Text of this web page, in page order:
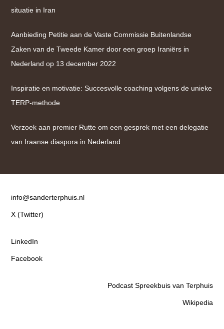
situatie in Iran
Aanbieding Petitie aan de Vaste Commissie Buitenlandse
Zaken van de Tweede Kamer door een groep Iraniërs in
Nederland op 13 december 2022
Inspiratie en motivatie: Succesvolle coaching volgens de unieke
TERP-methode
Verzoek aan premier Rutte om een gesprek met een delegatie
van Iraanse diaspora in Nederland
Contact
info@sanderterphuis.nl
X (Twitter)
LinkedIn
Facebook
Podcast Spreekbuis van Terphuis
Wikipedia